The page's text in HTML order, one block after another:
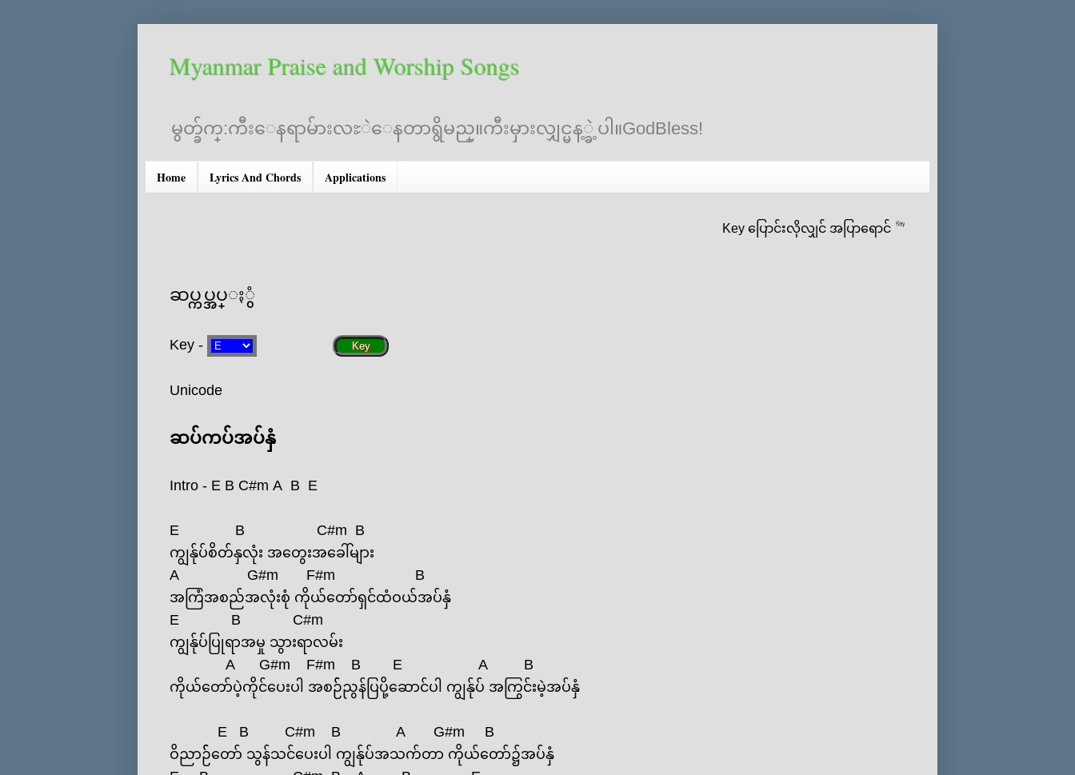
Myanmar Praise and Worship Songs
မွတ္ခ်က္:ကီးေနရာမ်ားလႊဲေနတာရွိမည္။ကီးမှားလျှင္မန့္ခဲ့ပါ။GodBless!
Home Lyrics And Chords Applications
Key ‌ပြောင်းလိုလျှင် အပြာရောင်
ဆပ္ကပ္အပ္ႏွံ
Key - Key
Unicode
ဆပ်ကပ်အပ်နှံ
Intro - E B C#m A B E
E B C#m B
ကျွန်ုပ်စိတ်နှလုံး အ‌တွေးအ‌ခေါ်များ
A
G#m F#m
B
အကြံအစည်အလုံးစုံ ကိုယ်‌တော်ရှင်ထံဝယ်အပ်နှံ
E
B
C#m
ကျွန်ုပ်ပြုရာအမှု သွားရာလမ်း
A
G#m F#m B E A
B
ကိုယ်‌တော်ပဲ့ကိုင်‌ပေးပါ အစဉ််ညွန်ပြပို့ဆောင်ပါ ကျွန်ုပ် အကြွင်းမဲ့အပ်နှံ
E B C#m B A G#m
B
ဝိညာဉ််‌တော် သွန်သင်‌ပေးပါ ကျွန်ုပ်အသက်တာ ကိုယ်‌တော်၌အပ်နှံ